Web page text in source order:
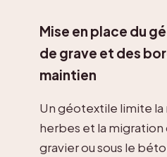
Mise en place du
de grave et des
maintien
Un géotextile limite la
herbes et la migration
gravier ou sous le